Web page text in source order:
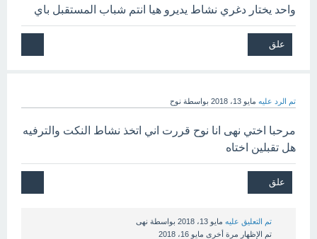
واحد يختار دغري نشاط يديرو هيا انتم شباب المستقبل باي
تم الرد عليه مايو 13، 2018 بواسطة نوح
مرحبا اختي نهى انا نوح قررت اني اتخذ نشاط النكت والترفيه
هل تقبلين اختاه
تم التعليق عليه مايو 13، 2018 بواسطة نهى
تم الإظهار مرة أخرى مايو 16، 2018